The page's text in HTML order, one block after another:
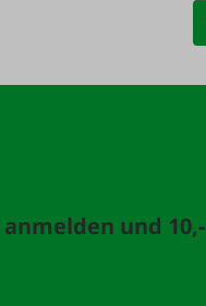
und 10,-